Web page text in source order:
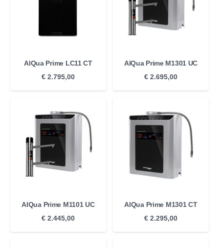
AlQua Prime LC11 CT
€ 2.795,00
AlQua Prime M1301 UC
€ 2.695,00
AlQua Prime M1101 UC
€ 2.445,00
AlQua Prime M1301 CT
€ 2.295,00